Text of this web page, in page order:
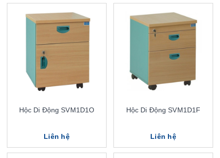
Hộc Di Động SVM1D1O
Liên hệ
Hộc Di Động SVM1D1F
Liên hệ